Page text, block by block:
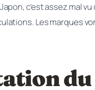
c’est assez mal
Les marques